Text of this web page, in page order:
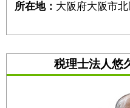
所在地： 大阪府大阪市
税理士法人悠